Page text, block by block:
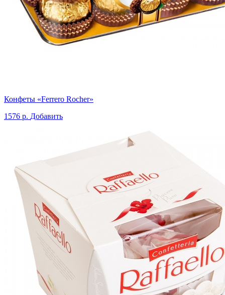
Конфеты «Ferrero Rocher»
1576 р. Добавить